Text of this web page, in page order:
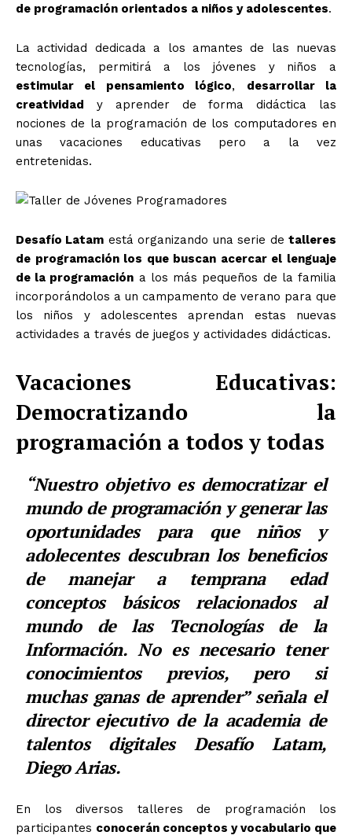
de programación orientados a niños y adolescentes.
La actividad dedicada a los amantes de las nuevas
tecnologías, permitirá a los jóvenes y niños a
estimular el pensamiento lógico, desarrollar la
creatividad y aprender de forma didáctica las
nociones de la programación de los computadores en
unas vacaciones educativas pero a la vez
entretenidas.
Desafío Latam está organizando una serie detalleres
de programación los que buscan acercar el lenguaje
de la programación a los más pequeños de la familia
incorporándolos a un campamento de verano para que
los niños y adolescentes aprendan estas nuevas
actividades a través de juegos y actividades didácticas.
Vacaciones Educativas:
Democratizando la
programación a todos y todas
“Nuestro objetivo es democratizar el
mundo de programación y generar las
oportunidades para que niños y
adolecentes descubran los beneficios
de manejar a temprana edad
conceptos básicos relacionados al
mundo de las Tecnologías de la
Información. No es necesario tener
conocimientos previos, pero si
muchas ganas de aprender”señala el
director ejecutivo de la academia de
talentos digitales Desafío Latam,
Diego Arias.
En los diversos talleres de programación los
participantes conocerán conceptos y vocabulario que